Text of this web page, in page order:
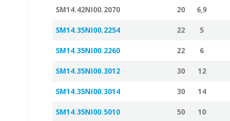
SM14.42NI00.2070 20 6,9
SM14.35NI00.2254 22 5
SM14.35NI00.2260 22 6
SM14.35NI00.3012 30 12
SM14.35NI00.3014 30 14
SM14.35NI00.5010 50 10